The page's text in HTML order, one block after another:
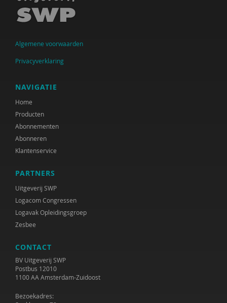
Algemene voorwaarden
Privacyverklaring
NAVIGATIE
Home
Producten
Abonnementen
Abonneren
Klantenservice
PARTNERS
Uitgeverij SWP
Logacom Congressen
Logavak Opleidingsgroep
Zesbee
CONTACT
BV Uitgeverij SWP
Postbus 12010
1100 AA Amsterdam-Zuidoost
Bezoekadres: